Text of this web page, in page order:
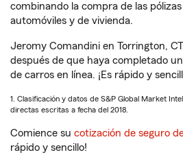
combinando la compra de las
automóviles y de vivienda.
Jeromy Comandini en Torrington,
después de que haya completado
de carros en línea. ¡Es rápido y
1. Clasificación y datos de S&P Global Market
directas escritas a fecha del 2018.
Comience su cotización de seguro
rápido y sencillo!